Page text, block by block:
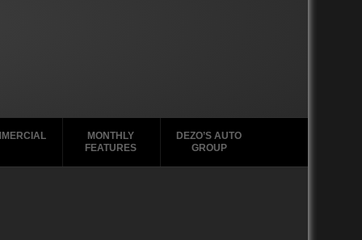
MONTHLY
FEATURES
DEZO’S AUTO
GROUP